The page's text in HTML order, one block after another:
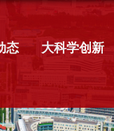
态 大科学创新